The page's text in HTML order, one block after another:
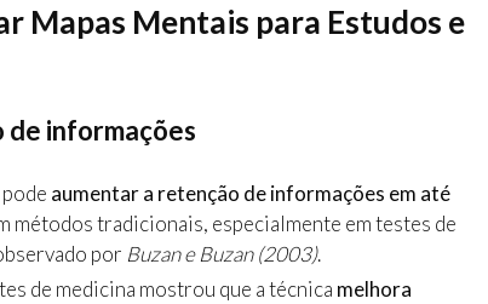
Mapas Mentais para Estudos e
de informações
aumentar a retenção de informações em até
métodos tradicionais, especialmente em testes de
por Buzan e Buzan (2003).
de medicina mostrou que a técnica melhora